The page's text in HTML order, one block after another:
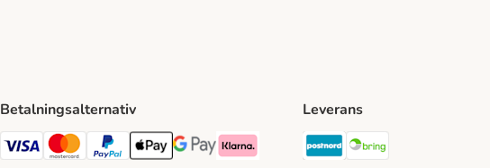
Betalningsalternativ
VISA Payment Method
Mastercard Payment Method
Paypal Payment Method
Apple Pay Payment Method
Google Pay Payment Method
Klarna Payment Method
Leverans
Postnord Shipping Method